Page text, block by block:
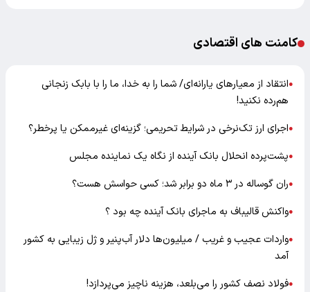
کامنت های اقتصادی
●انتقاد از معیارهای یارانه‌ای/ شما را به خدا، ما را با بابک زنجانی
هم‌رده نکنید!
●اجرای ارز تک‌نرخی در شرایط تحریمی؛ گزینه‌ای غیرممکن یا پرخطر؟
●پشت‌پرده انحلال بانک آینده از نگاه یک نماینده مجلس
●ران گوساله در ۳ ماه دو برابر شد؛ کسی حواسش هست؟
●واکنش قالیباف به ماجرای بانک آینده چه بود ؟
●واردات عجیب و غریب / میلیون‌ها دلار آب‌پنیر و ژل زیبایی به کشور
آمد
●فولاد نصف کشور را می‌بلعد، هزینه ناچیز می‌پردازد!